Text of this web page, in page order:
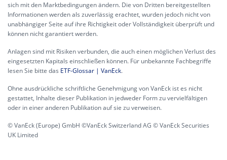
sich mit den Marktbedingungen ändern. Die von Dritten bereitgestellten
Informationen werden als zuverlässig erachtet, wurden jedoch nicht von
unabhängiger Seite auf ihre Richtigkeit oder Vollständigkeit überprüft und
können nicht garantiert werden.
Anlagen sind mit Risiken verbunden, die auch einen möglichen Verlust des
eingesetzten Kapitals einschließen können. Für unbekannte Fachbegriffe
lesen Sie bitte das ETF-Glossar | VanEck.
Ohne ausdrückliche schriftliche Genehmigung von VanEck ist es nicht
gestattet, Inhalte dieser Publikation in jedweder Form zu vervielfältigen
oder in einer anderen Publikation auf sie zu verweisen.
© VanEck (Europe) GmbH ©VanEck Switzerland AG © VanEck Securities
UK Limited